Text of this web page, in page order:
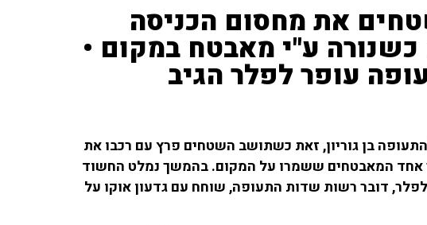
את מחסום הכניסה
ע"י מאבטח במקום •
עופר לפלר הגיב
התעופה בן גוריון, זאת כשתושב השטחים פרץ עם רכבו את
אחד המאבטחים ששמרו על המקום. בהמשך נמלט החשוד
דובר רשות שדות התעופה, שוחח עם גדעון אוקו על